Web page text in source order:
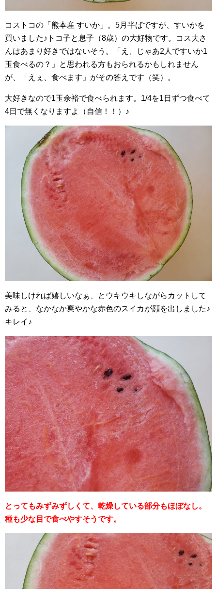
コストコの「熊本産 すいか」。5月半ばですが、すいかを
買いました♪トコ子と息子（8歳）の大好物です。コス夫さ
んはあまり好きではないそう。「え、じゃあ2人ですいか1
玉食べるの？」と思われる方もおられるかもしれません
が、「えぇ、食べます」がその答えです（笑）。
大好きなので1玉余裕で食べられます。1/4を1日ずつ食べて
4日で無くなりますよ（自信！！）♪
美味しければ嬉しいなぁ、とウキウキしながらカットして
みると、なかなか爽やかな赤色のスイカが顔を出しました♪
キレイ♪
とってもみずみずしくて、乾燥している部分もほぼなし。
種も少な目で食べやすそうです。